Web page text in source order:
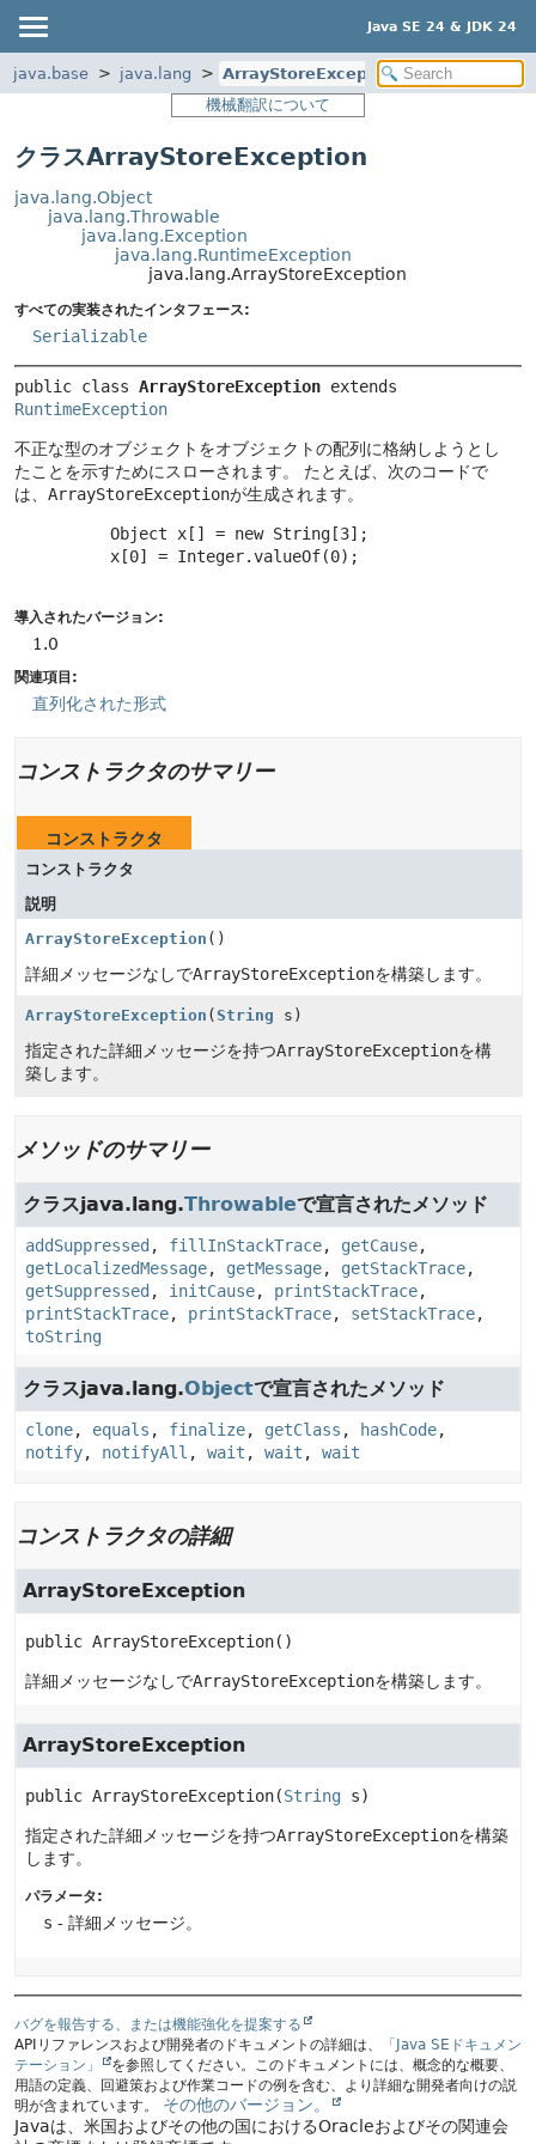
Java SE 24 & JDK 24
java.base java.lang
ArrayStoreException
機械翻訳について
クラスArrayStoreException
java.lang.Object
java.lang.Throwable
java.lang.Exception
java.lang.RuntimeException
java.lang.ArrayStoreException
すべての実装されたインタフェース:
Serializable
public class ArrayStoreException
RuntimeException
不正な型のオブジェクトをオブジェクトの配列に格納しようとし
たことを示すためにスローされます。
たとえば、次のコードで
は、 ArrayStoreExceptionが生成されます。
     Object x[] = new String[3];
     x[0] = Integer.valueOf(0);
導入されたバージョン:
1.0
関連項目:
直列化された形式
コンストラクタのサマリー
コンストラクタ
コンストラクタ
説明
ArrayStoreException ()
詳細メッセージなしでArrayStoreExceptionを構築します。
ArrayStoreException ( String s)
指定された詳細メッセージを持つArrayStoreExceptionを構
築します。
メソッドのサマリー
クラスjava.lang.Throwableで宣言されたメソッド
addSuppressed , fillInStackTrace, getCause,
getLocalizedMessage, getMessage, getStackTrace,
getSuppressed , initCause, printStackTrace,
printStackTrace, printStackTrace, setStackTrace,
toString
クラスjava.lang.Objectで宣言されたメソッド
clone, equals , finalize, getClass , hashCode,
notify, notifyAll , wait , wait , wait
コンストラクタの詳細
ArrayStoreException
public ArrayStoreException()
詳細メッセージなしでArrayStoreExceptionを構築します。
ArrayStoreException
public ArrayStoreException(String s)
指定された詳細メッセージを持つArrayStoreExceptionを構築
します。
パラメータ:
s - 詳細メッセージ。
バグを報告する、または機能強化を提案する
APIリファレンスおよび開発者のドキュメントの詳細は、
「Java SEドキュメン
テーション」
を参照してください。このドキュメントには、概念的な概要、
用語の定義、回避策および作業コードの例を含む、より詳細な開発者向けの説
明が含まれています。
その他のバージョン。
Javaは、米国およびその他の国におけるOracleおよびその関連会